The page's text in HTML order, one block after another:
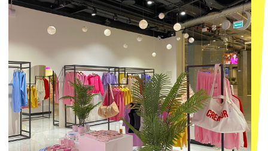
Оплата долями
Size guide
Обмен и возврат
Доставка и оплата
ПОКУПАТЕЛЯМ
Вакансии
Реквизиты
Магазины
Наши путешествия
Наши проекты
Новости
Каталог
О КОМПАНИИ
MACROCOSM
14'000+ подписчиков в нашем Telegram-
канале